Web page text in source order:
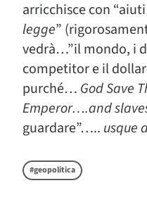
arricchisce con
legge”
vedrà…”il mondo, i
competitor e il
purché… God Save
Emperor….and
guardare”….. usque
#geopolitica